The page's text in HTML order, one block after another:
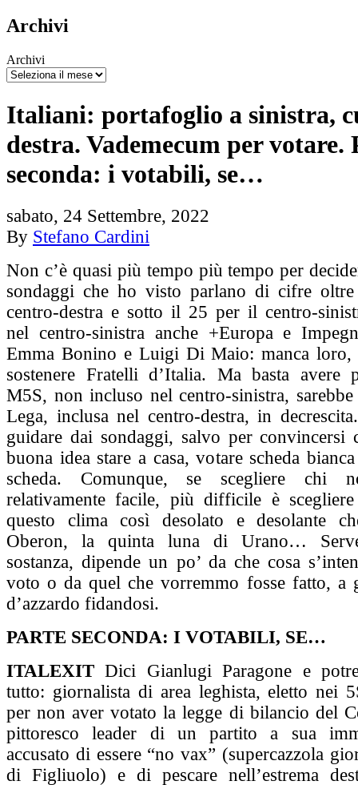
Archivi
Archivi
Italiani: portafoglio a sinistra,
destra. Vademecum per votare.
seconda: i votabili, se…
sabato, 24 Settembre, 2022
By Stefano Cardini
Non c’è quasi più tempo più tempo per
sondaggi che ho visto parlano di cifre
centro-destra e sotto il 25 per il centro-
nel centro-sinistra anche +Europa e
Emma Bonino e Luigi Di Maio: manca
sostenere Fratelli d’Italia. Ma basta avere
M5S, non incluso nel centro-sinistra,
Lega, inclusa nel centro-destra, in
guidare dai sondaggi, salvo per convincersi
buona idea stare a casa, votare scheda
scheda. Comunque, se scegliere chi
relativamente facile, più difficile è
questo clima così desolato e desolante
Oberon, la quinta luna di Urano…
sostanza, dipende un po’ da che cosa
voto o da quel che vorremmo fosse fatto, a
d’azzardo fidandosi.
PARTE SECONDA: I VOTABILI, SE…
ITALEXIT Dici Gianlugi Paragone e
tutto: giornalista di area leghista, eletto nei
per non aver votato la legge di bilancio del
pittoresco leader di un partito a sua
accusato di essere “no vax” (supercazzola
di Figliuolo) e di pescare nell’estrema